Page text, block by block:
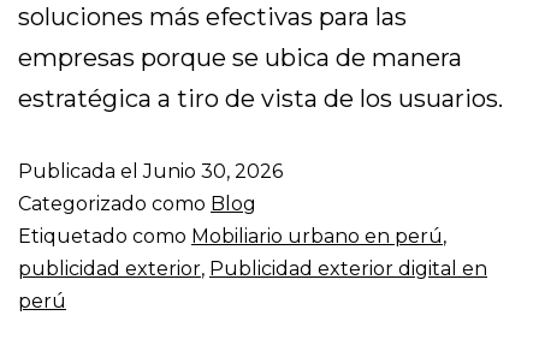
soluciones más efectivas para las
empresas porque se ubica de manera
estratégica a tiro de vista de los usuarios.
Publicada elJunio 30, 2026
Categorizado como Blog
Etiquetado como Mobiliario urbano en perú,
publicidad exterior, Publicidad exterior digital en
perú